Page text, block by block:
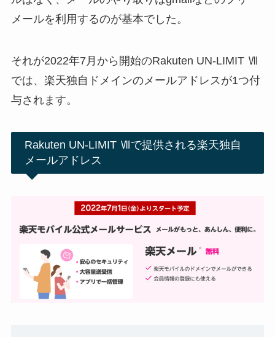
メールを利用するのが基本でした。
それが2022年7月から開始のRakuten UN-LIMIT Ⅶ
では、楽天独自ドメインのメールアドレスが1つ付
与されます。
Rakuten UN-LIMIT Ⅶで提供される楽天独自
メールアドレス